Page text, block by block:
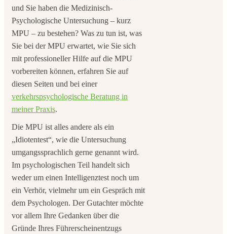
und Sie haben die Medizinisch-
Psychologische Untersuchung – kurz
MPU – zu bestehen? Was zu tun ist, was
Sie bei der MPU erwartet, wie Sie sich
mit professioneller Hilfe auf die MPU
vorbereiten können, erfahren Sie auf
diesen Seiten und bei einer
verkehrspsychologische Beratung in
meiner Praxis.
Die MPU ist alles andere als ein
„Idiotentest“, wie die Untersuchung
umgangssprachlich gerne genannt wird.
Im psychologischen Teil handelt sich
weder um einen Intelligenztest noch um
ein Verhör, vielmehr um ein Gespräch mit
dem Psychologen. Der Gutachter möchte
vor allem Ihre Gedanken über die
Gründe Ihres Führerscheinentzugs